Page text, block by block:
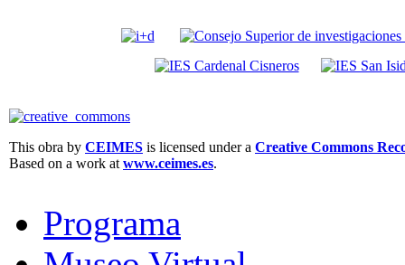
This obra by CEIMES is licensed under a Creative Commons
Based on a work at www.ceimes.es.
Programa